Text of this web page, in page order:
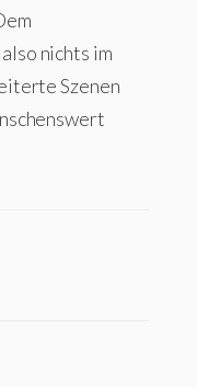
nichts im
Szenen